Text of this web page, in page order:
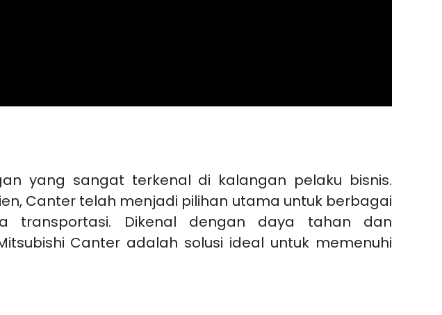
yang sangat terkenal di kalangan pelaku bisnis.
Canter telah menjadi pilihan utama untuk berbagai
transportasi. Dikenal dengan daya tahan dan
Canter adalah solusi ideal untuk memenuhi